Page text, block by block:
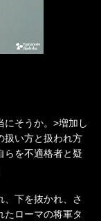
にそうか。>増加し
扱い方と扱われ方
らを不適格者と疑
、下を抜かれ、さ
たローマの将軍タ